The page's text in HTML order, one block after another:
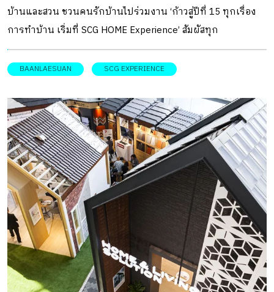
บ้านและสวน ชวนคนรักบ้านไปร่วมงาน ‘ก้าวสู่ปีที่ 15 ทุกเรื่อง
การทำบ้าน เริ่มที่ SCG HOME Experience’ สัมผัสทุก
ประสบการณ์จากผู้นำเรื่องการทำบ้านและที่อยู่อาศัยที่มีความ
เชี่ยวชาญเรื่องวัสดุศาสตร์ รวมถึงสินค้าและบริการเรื่องบ้านที่
ต้องการของเจ้าของบ้าน ตลอด 14 ปีที่ชาวเอสซีจี โฮม เอ็กซพี
เรียนซ์ มุ่งมั่นและตั้งใจให้คำปรึกษาและแก้ปัญหาเรื่องบ้าน
ด้วยประสบการณ์ที่อัดแน่น จึงตั้งใจฉลองวาระก้าวสู่ปีที่ 15 ด้วย
กิจกรรมแบบจัดเต็ม ทั้ง ‘เปลี่ยนบ้านให้เป็นคาเฟ่ by SIRI’ และ
จัด Living Expert Talk พูดคุยอย่างเปิดอกเรื่องบ้านและที่อยู่
อาศัย ทุกวันเสาร์ตลอด 1 เดือนกับหัวข้อสุดเทรนด์ อาทิ Better
Living Better Life อยู่ดี กินดี สุขภาพดี รีโนเวตบ้าน ปรับเปลี่ยน
ฟังก์ชันบ้านจัดสรร บ้านเดี่ยว ตึกแถว ทาวน์เฮาส์ งานนี้ บ้าน
และสวน ได้เข้าร่วมจัดกิจกรรม Talk ในหัวข้อ ‘ทำสวนดูแลง่าย
งบไม่บานปลาย’ โดย คุณธวัชชัย ศักดิกุล […]
BAANLAESUAN SCG EXPERIENCE